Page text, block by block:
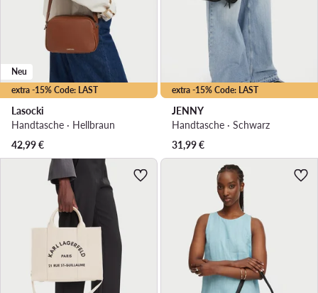
extra -15% Code: LAST
Neu
Lasocki
Handtasche · Hellbraun
42,99€
extra -15% Code: LAST
JENNY
Handtasche · Schwarz
31,99€